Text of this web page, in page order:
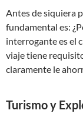
Antes de siquiera
fundamental es:
interrogante es el
viaje tiene
claramente le
Turismo y